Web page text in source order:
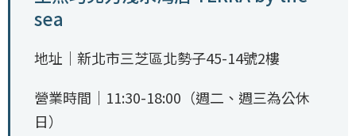
sea
地址｜新北市三芝區北勢子45-14號2樓
營業時間｜11:30-18:00（週二、週三為公休
日）